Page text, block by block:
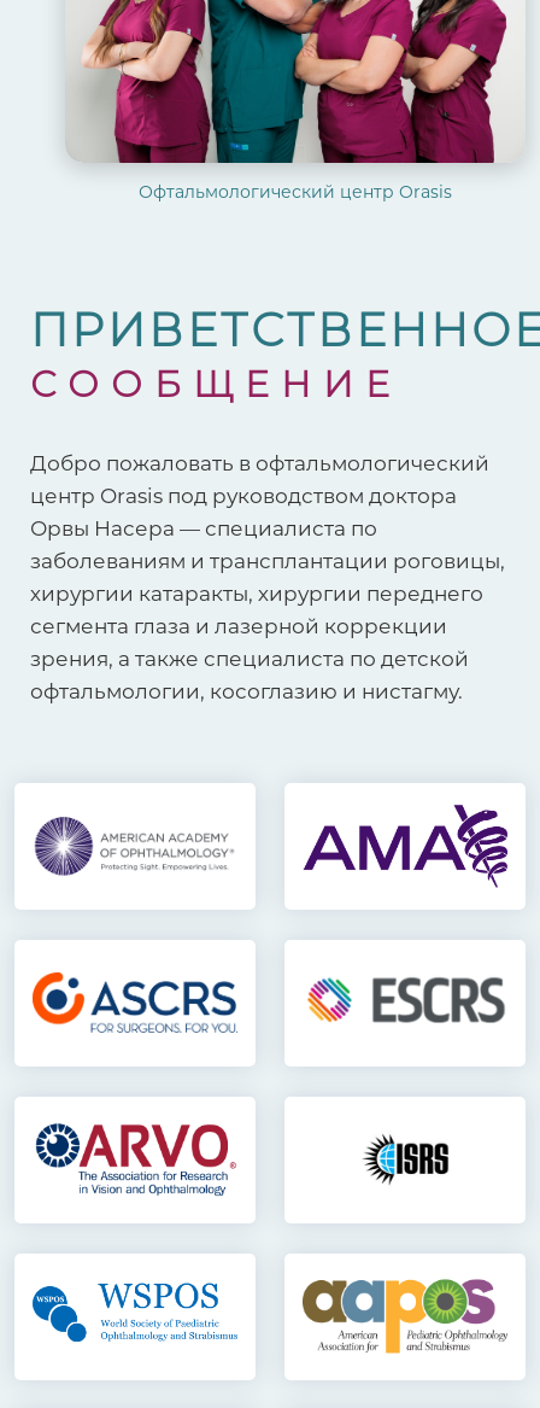
Офтальмологический центр Orasis
СООБЩЕНИЕ
Добро пожаловать в офтальмологический
центр Orasis под руководством доктора
Орвы Насера — специалиста по
заболеваниям и трансплантации роговицы,
хирургии катаракты, хирургии переднего
сегмента глаза и лазерной коррекции
зрения, а также специалиста по детской
офтальмологии, косоглазию и нистагму.